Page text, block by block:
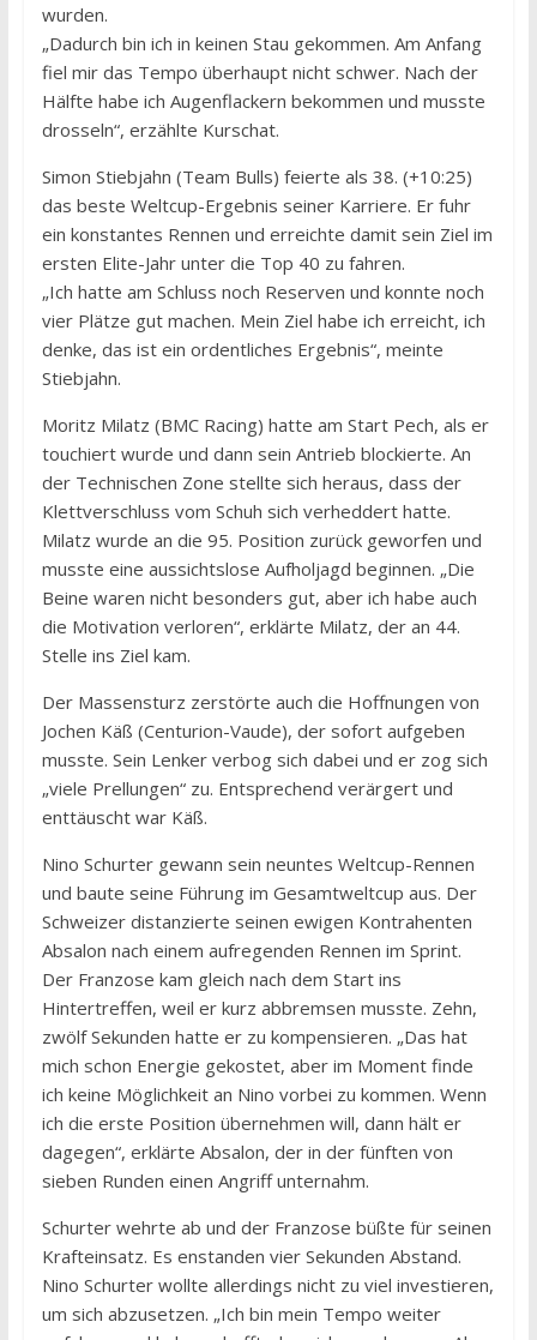
wurden.
„Dadurch bin ich in keinen Stau gekommen. Am Anfang
fiel mir das Tempo überhaupt nicht schwer. Nach der
Hälfte habe ich Augenflackern bekommen und musste
drosseln“, erzählte Kurschat.
Simon Stiebjahn (Team Bulls) feierte als 38. (+10:25)
das beste Weltcup-Ergebnis seiner Karriere. Er fuhr
ein konstantes Rennen und erreichte damit sein Ziel im
ersten Elite-Jahr unter die Top 40 zu fahren.
„Ich hatte am Schluss noch Reserven und konnte noch
vier Plätze gut machen. Mein Ziel habe ich erreicht, ich
denke, das ist ein ordentliches Ergebnis“, meinte
Stiebjahn.
Moritz Milatz (BMC Racing) hatte am Start Pech, als er
touchiert wurde und dann sein Antrieb blockierte. An
der Technischen Zone stellte sich heraus, dass der
Klettverschluss vom Schuh sich verheddert hatte.
Milatz wurde an die 95. Position zurück geworfen und
musste eine aussichtslose Aufholjagd beginnen. „Die
Beine waren nicht besonders gut, aber ich habe auch
die Motivation verloren“, erklärte Milatz, der an 44.
Stelle ins Ziel kam.
Der Massensturz zerstörte auch die Hoffnungen von
Jochen Käß (Centurion-Vaude), der sofort aufgeben
musste. Sein Lenker verbog sich dabei und er zog sich
„viele Prellungen“ zu. Entsprechend verärgert und
enttäuscht war Käß.
Nino Schurter gewann sein neuntes Weltcup-Rennen
und baute seine Führung im Gesamtweltcup aus. Der
Schweizer distanzierte seinen ewigen Kontrahenten
Absalon nach einem aufregenden Rennen im Sprint.
Der Franzose kam gleich nach dem Start ins
Hintertreffen, weil er kurz abbremsen musste. Zehn,
zwölf Sekunden hatte er zu kompensieren. „Das hat
mich schon Energie gekostet, aber im Moment finde
ich keine Möglichkeit an Nino vorbei zu kommen. Wenn
ich die erste Position übernehmen will, dann hält er
dagegen“, erklärte Absalon, der in der fünften von
sieben Runden einen Angriff unternahm.
Schurter wehrte ab und der Franzose büßte für seinen
Krafteinsatz. Es enstanden vier Sekunden Abstand.
Nino Schurter wollte allerdings nicht zu viel investieren,
um sich abzusetzen. „Ich bin mein Tempo weiter